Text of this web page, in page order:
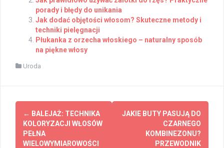
porady i błędy do unikania
Jak dodać objętości włosom? Skuteczne metody i
techniki pielęgnacji
Płukanka z orzecha włoskiego – naturalny sposób
na piękne włosy
Uroda
Post
navigation
← BALEJAŻ: TECHNIKA
KOLORYZACJI WŁOSÓW
PEŁNA
WIELOWYMIAROWOŚCI
JAKIE BUTY PASUJĄ DO
CZARNEGO
KOMBINEZONU?
PRZEWODNIK